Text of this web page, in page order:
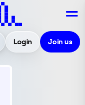
Login Join us